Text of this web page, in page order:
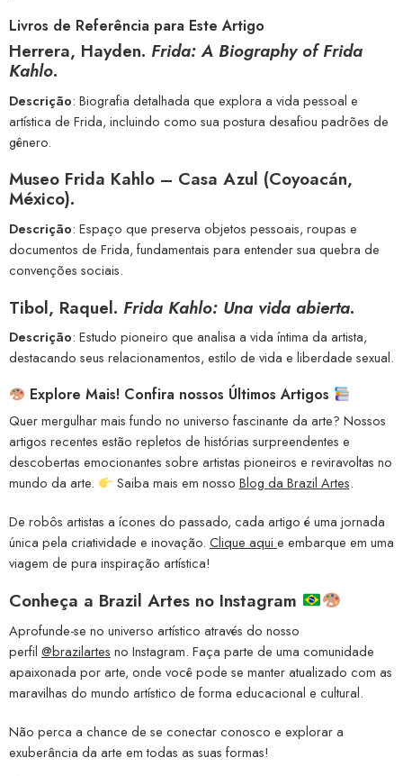
Livros de Referência para Este Artigo
Herrera, Hayden. Frida: A Biography of Frida
Kahlo.
Descrição: Biografia detalhada que explora a vida pessoal e
artística de Frida, incluindo como sua postura desafiou padrões de
gênero.
Museo Frida Kahlo – Casa Azul (Coyoacán,
México).
Descrição: Espaço que preserva objetos pessoais, roupas e
documentos de Frida, fundamentais para entender sua quebra de
convenções sociais.
Tibol, Raquel. Frida Kahlo: Una vida abierta.
Descrição: Estudo pioneiro que analisa a vida íntima da artista,
destacando seus relacionamentos, estilo de vida e liberdade sexual.
Explore Mais! Confira nossos Últimos Artigos
Quer mergulhar mais fundo no universo fascinante da arte? Nossos
artigos recentes estão repletos de histórias surpreendentes e
descobertas emocionantes sobre artistas pioneiros e reviravoltas no
mundo da arte.
Saiba mais em nosso Blog da Brazil Artes.
De robôs artistas a ícones do passado, cada artigo é uma jornada
única pela criatividade e inovação. Clique aqui e embarque em uma
viagem de pura inspiração artística!
Conheça a Brazil Artes no Instagram
Aprofunde-se no universo artístico através do nosso
perfil @brazilartes no Instagram. Faça parte de uma comunidade
apaixonada por arte, onde você pode se manter atualizado com as
maravilhas do mundo artístico de forma educacional e cultural.
Não perca a chance de se conectar conosco e explorar a
exuberância da arte em todas as suas formas!